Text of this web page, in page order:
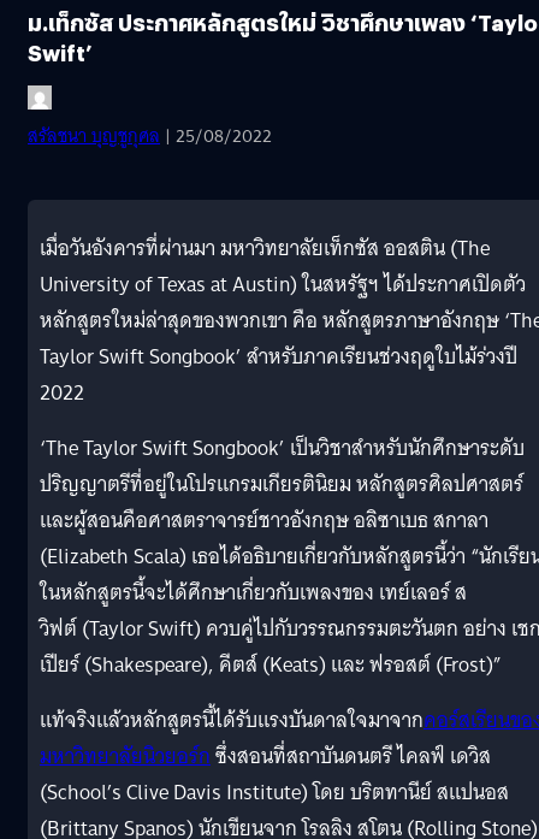
ม.เท็กซัส ประกาศหลักสูตรใหม่ วิชาศึกษาเพลง
Swift’
สรัลชนา บุญชูกุศล | 25/08/2022
เมื่อวันอังคารที่ผ่านมา มหาวิทยาลัยเท็กซัส ออสติน (The
University of Texas at Austin) ในสหรัฐฯ ได้ประกาศเปิดตัว
หลักสูตรใหม่ล่าสุดของพวกเขา คือ หลักสูตรภาษาอังกฤษ
Taylor Swift Songbook’ สำหรับภาคเรียนช่วงฤดูใบไม้ร่วงปี
2022
‘The Taylor Swift Songbook’ เป็นวิชาสำหรับนักศึกษาระดับ
ปริญญาตรีที่อยู่ในโปรแกรมเกียรตินิยม หลักสูตรศิลปศาสตร์
และผู้สอนคือศาสตราจารย์ชาวอังกฤษ อลิซาเบธ สกาลา
(Elizabeth Scala) เธอได้อธิบายเกี่ยวกับหลักสูตรนี้ว่า “นักเรีย
ในหลักสูตรนี้จะได้ศึกษาเกี่ยวกับเพลงของ เทย์เลอร์ ส
วิฟต์ (Taylor Swift) ควบคู่ไปกับวรรณกรรมตะวันตก อย่าง เช
เปียร์ (Shakespeare), คีตส์ (Keats) และ ฟรอสต์ (Frost)”
แท้จริงแล้วหลักสูตรนี้ได้รับแรงบันดาลใจมาจากคอร์สเรียนขอ
มหาวิทยาลัยนิวยอร์กซึ่งสอนที่สถาบันดนตรี ไคลฟ์ เดวิส
(School’s Clive Davis Institute) โดย บริตทานีย์ สแปนอส
(Brittany Spanos) นักเขียนจาก โรลลิง สโตน (Rolling Stone)